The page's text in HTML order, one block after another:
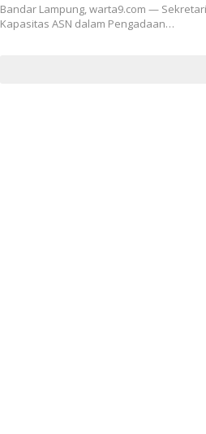
Bandar Lampung, warta9.com —
Kapasitas ASN dalam Pengadaan…